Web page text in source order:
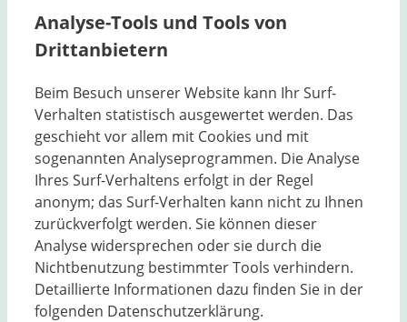
Analyse-Tools und Tools von
Drittanbietern
Beim Besuch unserer Website kann Ihr Surf-
Verhalten statistisch ausgewertet werden. Das
geschieht vor allem mit Cookies und mit
sogenannten Analyseprogrammen. Die Analyse
Ihres Surf-Verhaltens erfolgt in der Regel
anonym; das Surf-Verhalten kann nicht zu Ihnen
zurückverfolgt werden. Sie können dieser
Analyse widersprechen oder sie durch die
Nichtbenutzung bestimmter Tools verhindern.
Detaillierte Informationen dazu finden Sie in der
folgenden Datenschutzerklärung.